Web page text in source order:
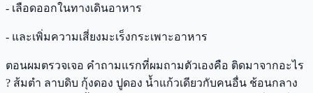
- เลือดออกในทางเดินอาหาร
- และเพิ่มความเสี่ยงมะเร็งกระเพาะอาหาร
ตอนผมตรวจเจอ คำถามแรกที่ผมถามตัวเองคือ ติดมาจากอะไร
? ส้มตำ ลาบดิบ กุ้งดอง ปูดอง น้ำแก้วเดียวกับคนอื่น ช้อนกลาง